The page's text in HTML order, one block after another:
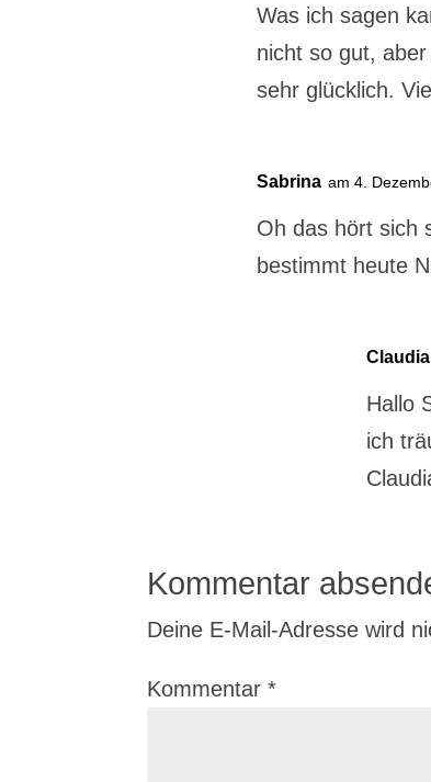
Was ich sagen
nicht so gut,
sehr glücklich.
Sabrina am 4.
Oh das hört sich
bestimmt heute
Claudia
Hallo
ich
Kommentar
Deine E-Mail-Adresse wird
Kommentar*